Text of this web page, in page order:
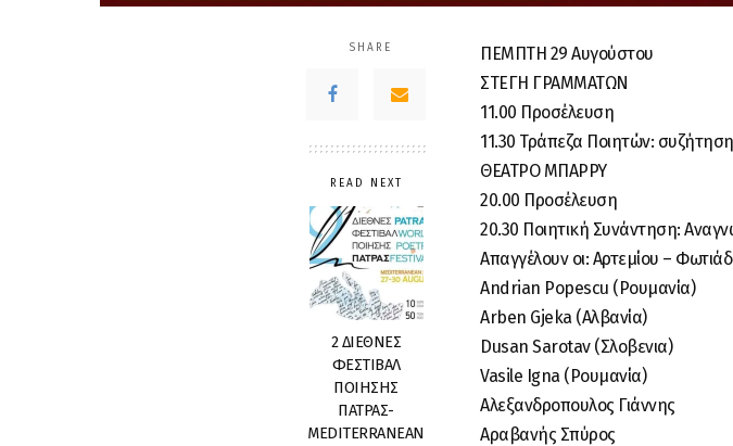
SHARE
READ NEXT
2 ΔΙΕΘΝΕΣ
ΦΕΣΤΙΒΑΛ
ΠΟΙΗΣΗΣ
ΠΑΤΡΑΣ-
MEDITERRANEAN
ΠΕΜΠΤΗ 29 Αυγούστου
ΣΤΕΓΗ ΓΡΑΜΜΑΤΩΝ
11.00 Προσέλευση
11.30 Τράπεζα Ποιητών:
ΘΕΑΤΡΟ ΜΠΑΡΡΥ
20.00 Προσέλευση
20.30 Ποιητική Συνάντηση:
Απαγγέλουν οι: Αρτεμίου –
Andrian Popescu (Ρουμανία)
Arben Gjeka (Αλβανία)
Dusan Sarotav (Σλοβενια)
Vasile Igna (Ρουμανία)
Αλεξανδροπουλος Γιάννης
Αραβανής Σπύρος